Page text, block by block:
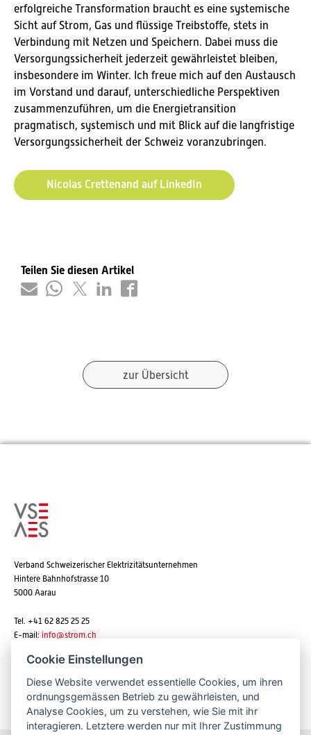
erfolgreiche Transformation braucht es eine systemische
Sicht auf Strom, Gas und flüssige Treibstoffe, stets in
Verbindung mit Netzen und Speichern. Dabei muss die
Versorgungssicherheit jederzeit gewährleistet bleiben,
insbesondere im Winter. Ich freue mich auf den Austausch
im Vorstand und darauf, unterschiedliche Perspektiven
zusammenzuführen, um die Energietransition
pragmatisch, systemisch und mit Blick auf die langfristige
Versorgungssicherheit der Schweiz voranzubringen.
Nicolas Crettenand auf LinkedIn
Teilen Sie diesen Artikel
zur Übersicht
Verband Schweizerischer Elektrizitätsunternehmen
Hintere Bahnhofstrasse 10
5000 Aarau
Tel. +41 62 825 25 25
E-mail: info@strom.ch
Newsletter abonnieren
Cookie Einstellungen
Diese Website verwendet essentielle Cookies, um ihren
ordnungsgemässen Betrieb zu gewährleisten, und
Analyse Cookies, um zu verstehen, wie Sie mit ihr
interagieren. Letztere werden nur mit Ihrer Zustimmung